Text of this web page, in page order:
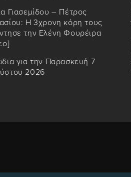
Γιασεμίδου – Πέτρος
Η 3χρονη κόρη τους
την Ελένη Φουρέιρα
για την Παρασκευή 7
2026